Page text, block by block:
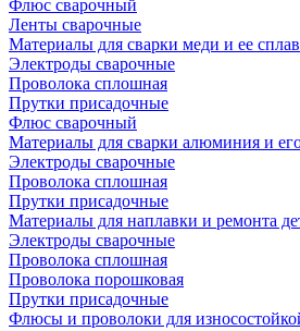
Флюс сварочный
Ленты сварочные
Материалы для сварки меди и ее
Электроды сварочные
Проволока сплошная
Прутки присадочные
Флюс сварочный
Материалы для сварки алюминия и
Электроды сварочные
Проволока сплошная
Прутки присадочные
Материалы для наплавки и ремонта
Электроды сварочные
Проволока сплошная
Проволока порошковая
Прутки присадочные
Флюсы и проволоки для